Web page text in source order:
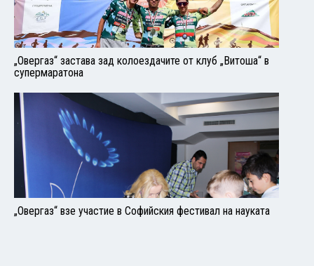
„Овергаз“ застава зад колоездачите от клуб „Витоша“ в
супермаратона
„Овергаз“ взе участие в Софийския фестивал на науката